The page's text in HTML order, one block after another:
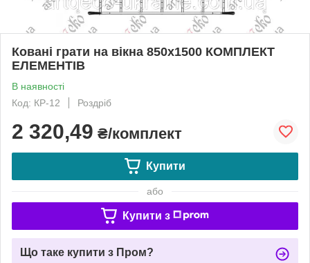
Ковані грати на вікна 850х1500 КОМПЛЕКТ
ЕЛЕМЕНТІВ
В наявності
Код: КР-12
Роздріб
2 320,49 ₴/комплект
Купити
або
Купити з
Що таке купити з Пром?